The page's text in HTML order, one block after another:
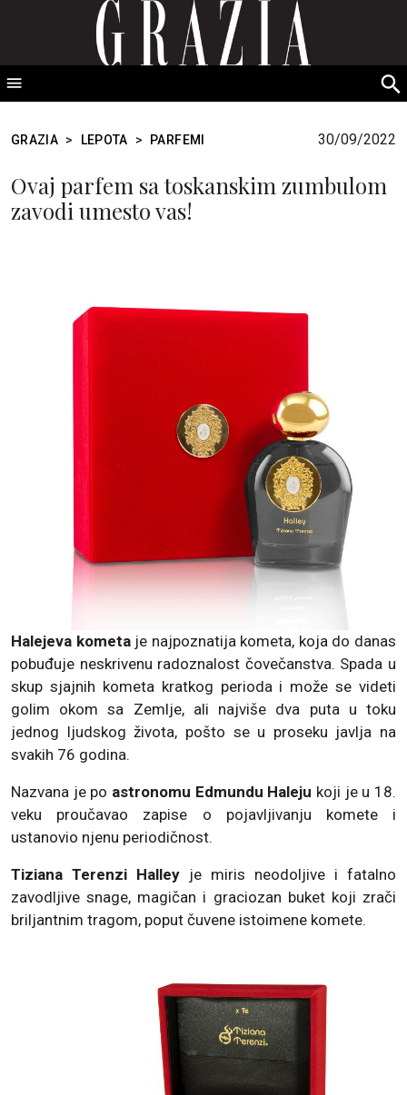
GRAZIA Srbija
GRAZIA > LEPOTA > PARFEMI 30/09/2022
Ovaj parfem sa toskanskim zumbulom
zavodi umesto vas!
Halejeva kometaje najpoznatija kometa, koja do danas
pobuđuje neskrivenu radoznalost čovečanstva. Spada u
skup sjajnih kometa kratkog perioda i može se videti
golim okom sa Zemlje, ali najviše dva puta u toku
jednog ljudskog života, pošto se u proseku javlja na
svakih 76 godina.
Nazvana je po astronomu Edmundu Haleju koji je u 18.
veku proučavao zapise o pojavljivanju komete i
ustanovio njenu periodičnost.
Tiziana Terenzi Halley je miris neodoljive i fatalno
zavodljive snage, magičan i graciozan buket koji zrači
briljantnim tragom, poput čuvene istoimene komete.